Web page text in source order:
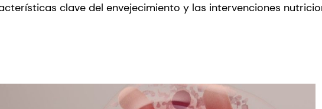
clave del envejecimiento y las intervenciones